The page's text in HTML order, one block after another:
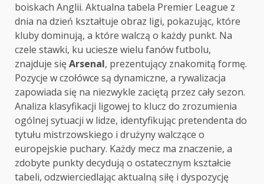
boiskach Anglii. Aktualna tabela Premier League z
dnia na dzień kształtuje obraz ligi, pokazując, które
kluby dominują, a które walczą o każdy punkt. Na
czele stawki, ku uciesze wielu fanów futbolu,
znajduje sięArsenal, prezentujący znakomitą formę.
Pozycje w czołówce są dynamiczne, a rywalizacja
zapowiada się na niezwykle zaciętą przez cały sezon.
Analiza klasyfikacji ligowej to klucz do zrozumienia
ogólnej sytuacji w lidze, identyfikując pretendenta do
tytułu mistrzowskiego i drużyny walczące o
europejskie puchary. Każdy mecz ma znaczenie, a
zdobyte punkty decydują o ostatecznym kształcie
tabeli, odzwierciedlając aktualną siłę i dyspozycję